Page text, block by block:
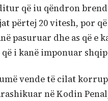
që iu qëndron
përtej 20 vitesh, por
pasuruar dhe as që e
i kanë imponuar
vende të cilat
në Kodin